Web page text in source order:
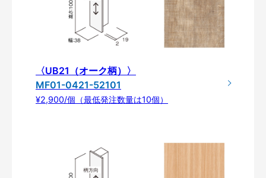
〈UB21（オーク柄）〉
MF01-0421-52101
¥2,900/個（最低発注数量は10個）